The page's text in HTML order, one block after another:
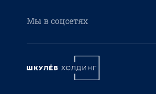
Мы в соцсетях